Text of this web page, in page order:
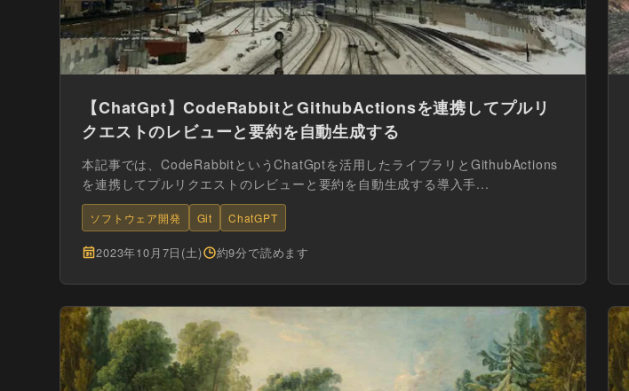
【ChatGpt】CodeRabbitとGithubActionsを連携してプルリ
クエストのレビューと要約を自動生成する
本記事では、CodeRabbitというChatGptを活用したライブラリとGithubActions
を連携してプルリクエストのレビューと要約を自動生成する導入手...
ソフトウェア開発 Git ChatGPT
2023年10月7日(土) 約9分で読めます